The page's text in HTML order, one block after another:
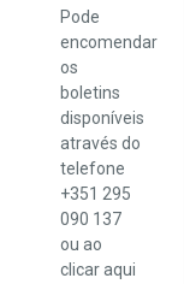
Pode
encomendar
os
boletins
disponíveis
através do
telefone
+351 295
090 137
ou ao
clicaraqui